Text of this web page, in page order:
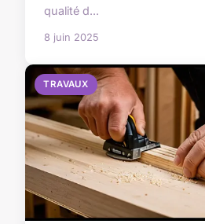
qualité d...
8 juin 2025
TRAVAUX